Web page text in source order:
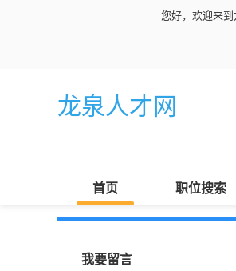
您好，欢迎来到
龙泉人才网
首页 职位搜索
我要留言